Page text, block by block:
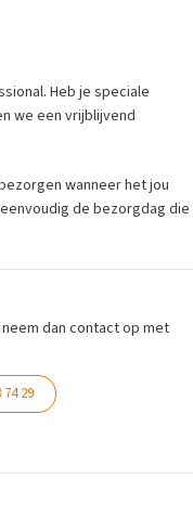
Heb je speciale
we een vrijblijvend
wanneer het jou
de bezorgdag die
dan contact op met
74 29